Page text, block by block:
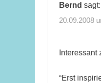
Bernd sagt:
20.09.2008
Interessant
“Erst